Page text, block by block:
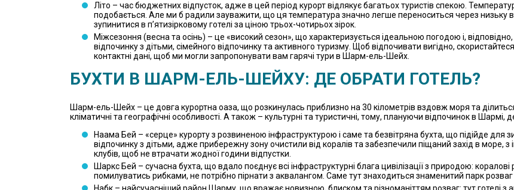
Літо – час бюджетних відпусток, адже в цей період курорт відлякує багатьох туристів спекою.
подобається. Але ми б радили зауважити, що ця температура значно легше переноситься через низьку
зупинитися в п’ятизірковому готелі за ціною трьох-чотирьох зірок.
Міжсезоння (весна та осінь) – це «високий сезон», що характеризується ідеальною погодою і,
відпочинку з дітьми, сімейного відпочинку та активного туризму. Щоб відпочивати вигідно,
контактні дані, щоб ми могли запропонувати вам гарячі тури в Шарм-ель-Шейх.
БУХТИ В ШАРМ-ЕЛЬ-ШЕЙХУ: ДЕ ОБРАТИ ГОТЕЛЬ?
Шарм-ель-Шейх – це довга курортна оаза, що розкинулась приблизно на 30 кілометрів вздовж моря та
кліматичні та географічні особливості. А також – культурні та туристичні, тому, плануючи відпочинок в
Наама Бей – «серце» курорту з розвиненою інфраструктурою і саме та безвітряна бухта, що підійде для
відпочинку з дітьми, адже прибережну зону очистили від коралів та забезпечили піщаний захід в море, з
клубів, щоб не втрачати жодної години відпустки.
Шаркс Бей – сучасна бухта, що вдало поєднує всі інфраструктурні блага цивілізації з природою:
помилуватись рибками, не потрібно пірнати з аквалангом. Саме тут знаходиться знаменитий парк